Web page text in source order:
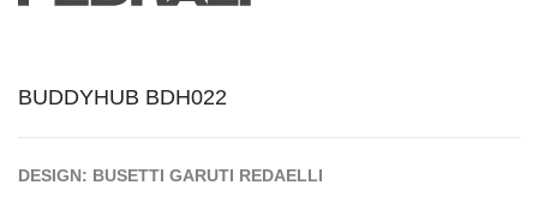
BUDDYHUB BDH022
DESIGN: BUSETTI GARUTI REDAELLI